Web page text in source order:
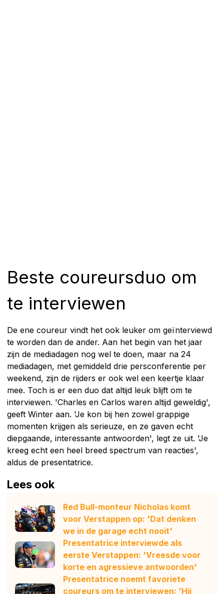
Beste coureursduo om
te interviewen
De ene coureur vindt het ook leuker om geïnterviewd
te worden dan de ander. Aan het begin van het jaar
zijn de mediadagen nog wel te doen, maar na 24
mediadagen, met gemiddeld drie persconferentie per
weekend, zijn de rijders er ook wel een keertje klaar
mee. Toch is er een duo dat altijd leuk blijft om te
interviewen. 'Charles en Carlos waren altijd geweldig',
geeft Winter aan. 'Je kon bij hen zowel grappige
momenten krijgen als serieuze, en ze gaven echt
diepgaande, interessante antwoorden', legt ze uit. 'Je
kreeg echt een heel breed spectrum van reacties',
aldus de presentatrice.
Lees ook
Red Bull-monteur Nicholas komt
voor Verstappen op: 'Dat denken
we in de garage echt nooit'
Presentatrice interviewde als
eerste Verstappen: 'Vreesde voor
korte en agressieve antwoorden'
Presentatrice noemt favoriete
coureurs om te interviewen: 'Hij